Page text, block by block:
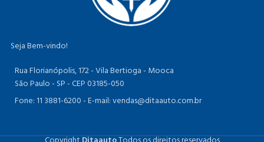
Seja Bem-vindo!
Rua Florianópolis, 172 - Vila Bertioga - Mooca
São Paulo - SP - CEP 03185-050
Fone: 11 3881-6200 -E-mail: vendas@ditaauto.com.br